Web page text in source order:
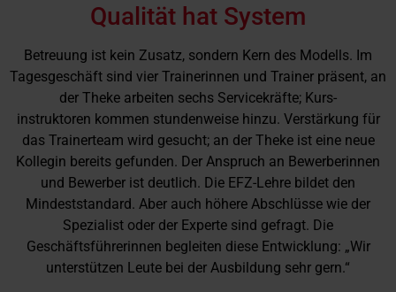
Qualität hat System
Betreuung ist kein Zusatz, sondern Kern des Modells. Im
Tagesgeschäft sind vier Trainerinnen und Trainer präsent, an
der Theke arbeiten sechs Servicekräfte; Kurs-
instruktoren kommen stundenweise hinzu. Verstärkung für
das Trainerteam wird gesucht; an der Theke ist eine neue
Kollegin bereits gefunden. Der Anspruch an Bewerberinnen
und Bewerber ist deutlich. Die EFZ-Lehre bildet den
Mindeststandard. Aber auch höhere Abschlüsse wie der
Spezialist oder der Experte sind gefragt. Die
Geschäftsführerinnen begleiten diese Entwicklung: „Wir
unterstützen Leute bei der Ausbildung sehr gern.“